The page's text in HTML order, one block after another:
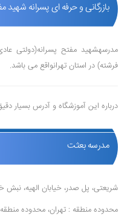
بازرگانی و حرفه ای پسرانه شهید
فرشته) در استان تهرانواقع می باشد.
درباره این آموزشگاه و آدرس بسیار
مدرسه بعثت
شریعتی، پل صدر، خیابان الهیه،
محدوده منطقه : تهران، محدوده منطقه 1